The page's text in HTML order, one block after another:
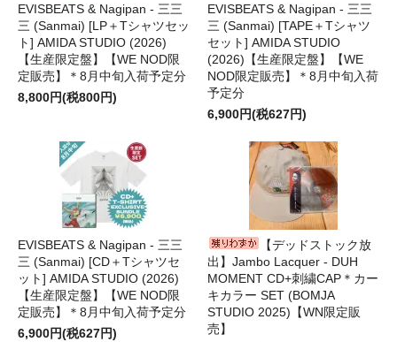
EVISBEATS & Nagipan - 三三
三 (Sanmai) [LP＋Tシャツセッ
ト] AMIDA STUDIO (2026)
【生産限定盤】【WE NOD限
定販売】＊8月中旬入荷予定分
8,800円(税800円)
EVISBEATS & Nagipan - 三三
三 (Sanmai) [TAPE＋Tシャツ
セット] AMIDA STUDIO
(2026)【生産限定盤】【WE
NOD限定販売】＊8月中旬入荷
予定分
6,900円(税627円)
EVISBEATS & Nagipan - 三三
三 (Sanmai) [CD＋Tシャツセ
ット] AMIDA STUDIO (2026)
【生産限定盤】【WE NOD限
定販売】＊8月中旬入荷予定分
6,900円(税627円)
【デッドストック放
出】Jambo Lacquer - DUH
MOMENT CD+刺繍CAP＊カー
キカラー SET (BOMJA
STUDIO 2025)【WN限定販
売】